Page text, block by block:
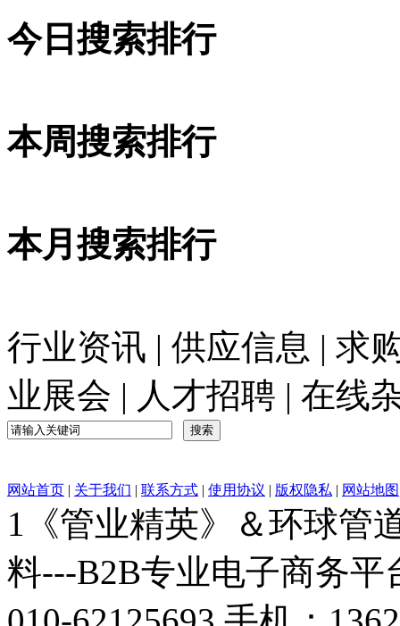
今日搜索排行
本周搜索排行
本月搜索排行
行业资讯 | 供应信息 | 求
业展会 | 人才招聘 | 在线
网站首页 | 关于我们 | 联系方式 | 使用协议 | 版权隐私 | 网站地图
1《管业精英》＆环球管
料---B2B专业电子商务平